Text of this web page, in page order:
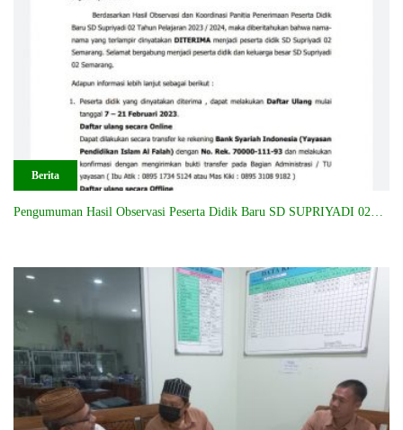
Berita
Pengumuman Hasil Observasi Peserta Didik Baru SD SUPRIYADI 02…